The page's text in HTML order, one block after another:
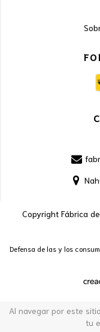
Al navegar por este sitio
tu
Copyright Fábrica
Defensa de las y los